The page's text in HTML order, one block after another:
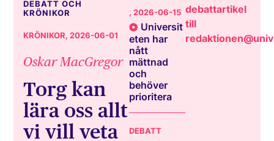
DEBATT OCH
KRÖNIKOR
KRÖNIKOR, 2026-06-01
Oskar MacGregor
Torg kan
lära oss allt
vi vill veta
, 2026-06-15
Universit
eten har
nått
mättnad
och
behöver
prioritera
DEBATT
debattartikel
till